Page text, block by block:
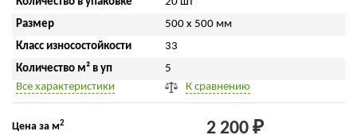
Размер
500 x 500 мм
Класс износостойкости
33
Количество м² в уп
5
Все характеристики
К сравнению
Цена за м2 2 200 ₽